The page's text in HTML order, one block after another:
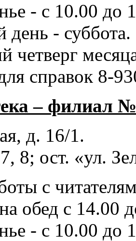
- с 10.00 до
- суббота.
четверг
справок 8-
– филиал
д. 16/1.
8; ост. «ул.
с
обед с 14.00
- с 10.00 до